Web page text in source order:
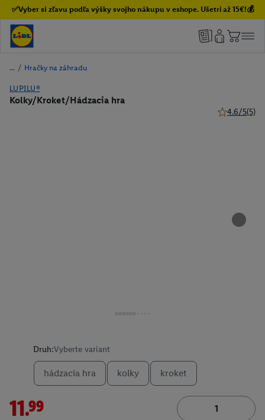
✅Vyber si zľavu podľa výšky svojho nákupu v eshope. Ušetri až 15€!💰
/ Hračky na záhradu
LUPILU®
Kolky/Kroket/Hádzacia hra
4.6/5(5)
Druh:Vyberte variant
hádzacia hra kolky kroket
11.99